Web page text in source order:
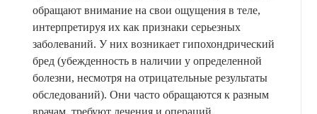
обращают внимание на свои ощущения в теле,
интерпретируя их как признаки серьезных
заболеваний. У них возникает гипохондрический
бред (убежденность в наличии у определенной
болезни, несмотря на отрицательные результаты
обследований). Они часто обращаются к разным
врачам, требуют лечения и операций.